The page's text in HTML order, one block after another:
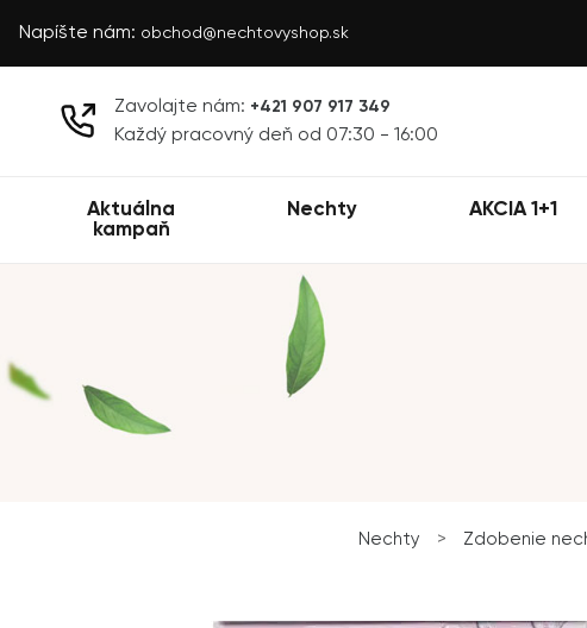
Napíšte nám: obchod@nechtovyshop.sk
Zavolajte nám: +421 907 917 349
Každý pracovný deň od 07:30 - 16:00
Aktuálna
kampaň
Nechty AKCIA 1+1
Nechty > Zdobenie